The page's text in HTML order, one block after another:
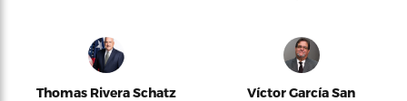
Thomas Rivera Schatz
Víctor García San